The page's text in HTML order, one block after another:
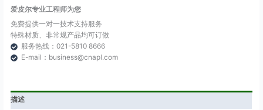
爱皮尔专业工程师为您
免费提供一对一技术支持服务
特殊材质、非常规产品均可订做
服务热线：021-5810 8666
E-mail：business@cnapl.com
描述